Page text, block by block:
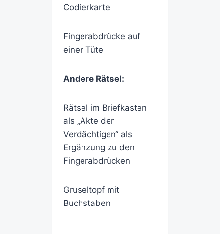
Codierkarte
Fingerabdrücke auf
einer Tüte
Andere Rätsel:
Rätsel im Briefkasten
als „Akte der
Verdächtigen“ als
Ergänzung zu den
Fingerabdrücken
Gruseltopf mit
Buchstaben